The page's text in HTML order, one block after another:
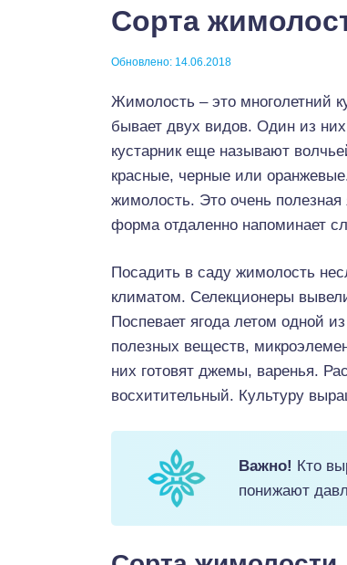
Сорта
Обновлено: 14.06.2018
Жимолость – это многолетний
бывает двух видов. Один из
кустарник еще называют
красные, черные или
жимолость. Это очень полезная
форма отдаленно напоминает
Посадить в саду жимолость
климатом. Селекционеры
Поспевает ягода летом одной
полезных веществ,
них готовят джемы, варенья.
восхитительный. Культуру
Важно! Кто
понижают